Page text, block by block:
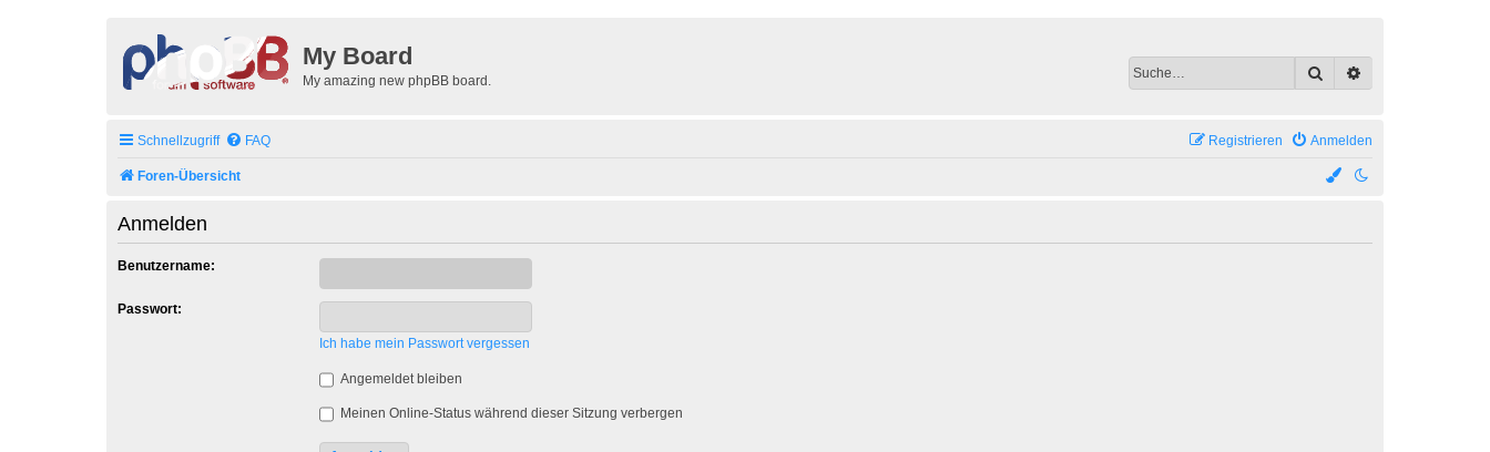
My Board
My amazing new phpBB board. Suche
Schnellzugriff FAQ Anmelden
Registrieren
Foren-Übersicht
Anmelden
Benutzername:
Passwort:
Ich habe mein Passwort vergessen
Angemeldet bleiben
Meinen Online-Status während dieser Sitzung verbergen